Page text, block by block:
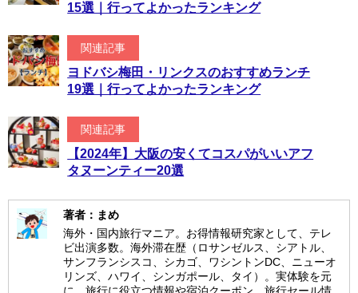
15選｜行ってよかったランキング
関連記事
ヨドバシ梅田・リンクスのおすすめランチ
19選｜行ってよかったランキング
関連記事
【2024年】大阪の安くてコスパがいいアフ
タヌーンティー20選
著者：まめ
海外・国内旅行マニア。お得情報研究家として、テレ
ビ出演多数。海外滞在歴（ロサンゼルス、シアトル、
サンフランシスコ、シカゴ、ワシントンDC、ニューオ
リンズ、ハワイ、シンガポール、タイ）。実体験を元